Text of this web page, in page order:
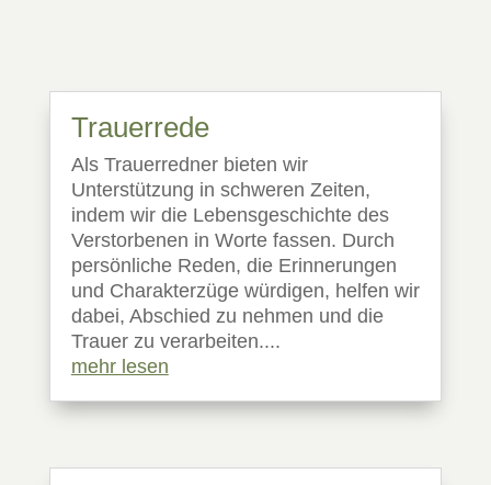
Trauerrede
Als Trauerredner bieten wir
Unterstützung in schweren Zeiten,
indem wir die Lebensgeschichte des
Verstorbenen in Worte fassen. Durch
persönliche Reden, die Erinnerungen
und Charakterzüge würdigen, helfen wir
dabei, Abschied zu nehmen und die
Trauer zu verarbeiten....
mehr lesen